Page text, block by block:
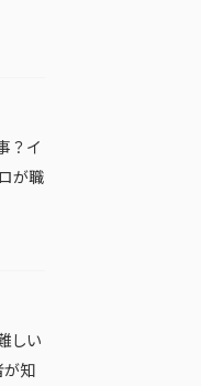
？イ
が職
しい
が知